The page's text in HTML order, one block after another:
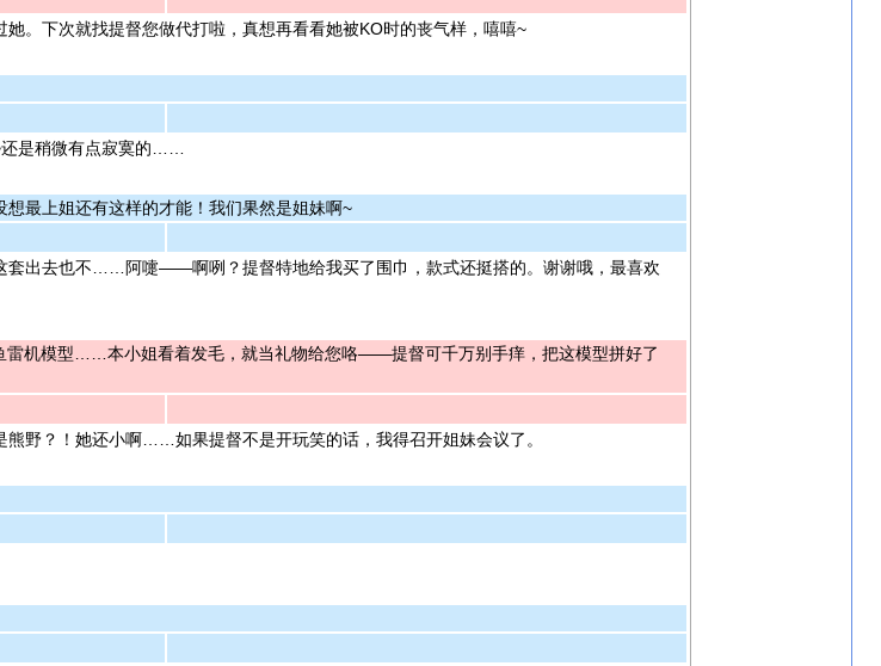
。下次就找提督您做代打啦，真想再看看她被KO时的丧气样，嘻嘻~
是稍微有点寂寞的……
最上姐还有这样的才能！我们果然是姐妹啊~
套出去也不……阿嚏——啊咧？提督特地给我买了围巾，款式还挺搭的。谢谢哦，最喜欢
雷机模型……本小姐看着发毛，就当礼物给您咯——提督可千万别手痒，把这模型拼好了
野？！她还小啊……如果提督不是开玩笑的话，我得召开姐妹会议了。